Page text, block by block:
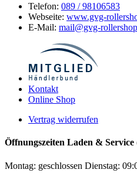
Telefon: 089 / 98106583
Webseite: www.gvg-
E-Mail: mail@gvg-
Kontakt
Online Shop
Vertrag widerrufen
Öffnungszeiten Laden &
Montag: geschlossen Dienstag: